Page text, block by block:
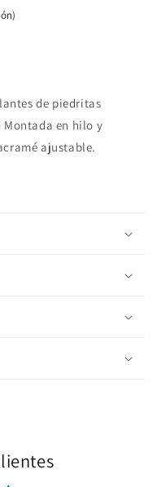
de piedritas
Montada en hilo y
ajustable.